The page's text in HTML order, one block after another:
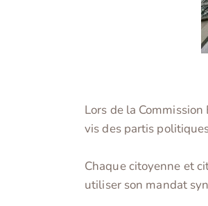
Lors de la
vis des partis
Chaque citoyenne et
utiliser son mandat